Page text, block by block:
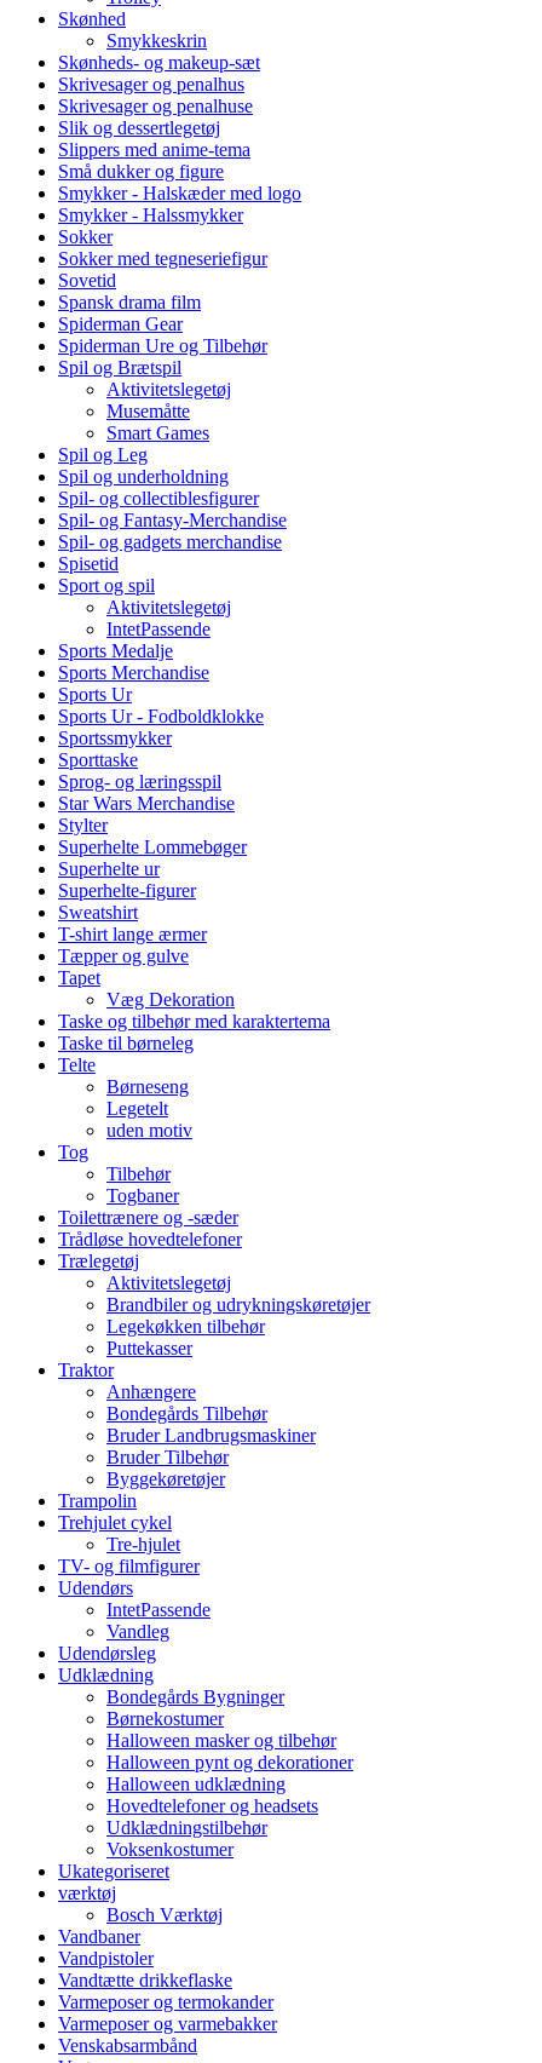
Skønhed
Smykkeskrin
Skønheds- og makeup-sæt
Skrivesager og penalhus
Skrivesager og penalhuse
Slik og dessertlegetøj
Slippers med anime-tema
Små dukker og figure
Smykker - Halskæder med logo
Smykker - Halssmykker
Sokker
Sokker med tegneseriefigur
Sovetid
Spansk drama film
Spiderman Gear
Spiderman Ure og Tilbehør
Spil og Brætspil
Aktivitetslegetøj
Musemåtte
Smart Games
Spil og Leg
Spil og underholdning
Spil- og collectiblesfigurer
Spil- og Fantasy-Merchandise
Spil- og gadgets merchandise
Spisetid
Sport og spil
Aktivitetslegetøj
IntetPassende
Sports Medalje
Sports Merchandise
Sports Ur
Sports Ur - Fodboldklokke
Sportssmykker
Sporttaske
Sprog- og læringsspil
Star Wars Merchandise
Stylter
Superhelte Lommebøger
Superhelte ur
Superhelte-figurer
Sweatshirt
T-shirt lange ærmer
Tæpper og gulve
Tapet
Væg Dekoration
Taske og tilbehør med karaktertema
Taske til børneleg
Telte
Børneseng
Legetelt
uden motiv
Tog
Tilbehør
Togbaner
Toilettrænere og -sæder
Trådløse hovedtelefoner
Trælegetøj
Aktivitetslegetøj
Brandbiler og udrykningskøretøjer
Legekøkken tilbehør
Puttekasser
Traktor
Anhængere
Bondegårds Tilbehør
Bruder Landbrugsmaskiner
Bruder Tilbehør
Byggekøretøjer
Trampolin
Trehjulet cykel
Tre-hjulet
TV- og filmfigurer
Udendørs
IntetPassende
Vandleg
Udendørsleg
Udklædning
Bondegårds Bygninger
Børnekostumer
Halloween masker og tilbehør
Halloween pynt og dekorationer
Halloween udklædning
Hovedtelefoner og headsets
Udklædningstilbehør
Voksenkostumer
Ukategoriseret
værktøj
Bosch Værktøj
Vandbaner
Vandpistoler
Vandtætte drikkeflaske
Varmeposer og termokander
Varmeposer og varmebakker
Venskabsarmbånd